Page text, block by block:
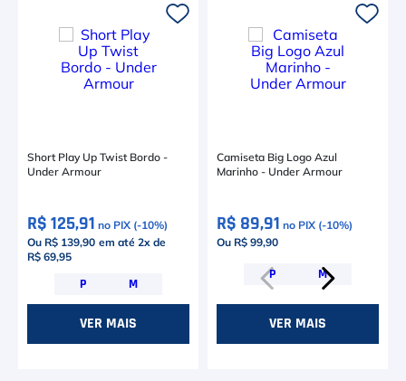
Short Play Up Twist Bordo -
Under Armour
R$ 125,91 no PIX (-10%)
Ou R$ 139,90 em até 2x de
R$ 69,95
P M
VER MAIS
Camiseta Big Logo Azul
Marinho - Under Armour
R$ 89,91 no PIX (-10%)
Ou R$ 99,90
P M
VER MAIS